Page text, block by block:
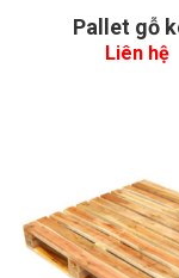
Pallet gỗ
Liên hệ